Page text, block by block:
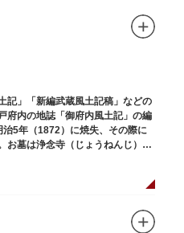
記」「新編武蔵風土記稿」などの
府内の地誌「御府内風土記」の編
5年（1872）に焼失、その際に
お墓は浄念寺（じょうねんじ）境